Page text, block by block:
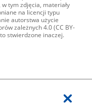
tym zdjęcia, materiały
na licencji typu
autorstwa użycie
zależnych 4.0 (CC BY-
stwierdzone inaczej.